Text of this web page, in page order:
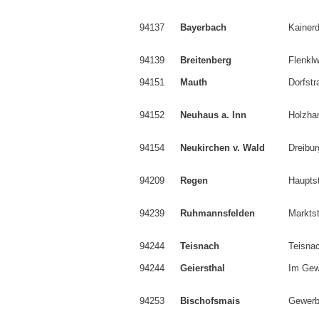
94137 Bayerbach
94139 Breitenberg
94151 Mauth
94152 Neuhaus a. Inn
94154 Neukirchen v. Wald
94209 Regen
94239 Ruhmannsfelden
94244 Teisnach
94244 Geiersthal Im
94253 Bischofsmais